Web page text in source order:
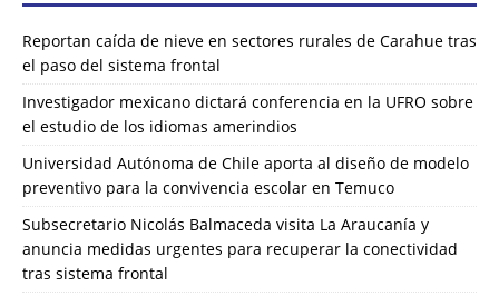
Reportan caída de nieve en sectores rurales de Carahue tras
el paso del sistema frontal
Investigador mexicano dictará conferencia en la UFRO sobre
el estudio de los idiomas amerindios
Universidad Autónoma de Chile aporta al diseño de modelo
preventivo para la convivencia escolar en Temuco
Subsecretario Nicolás Balmaceda visita La Araucanía y
anuncia medidas urgentes para recuperar la conectividad
tras sistema frontal